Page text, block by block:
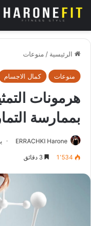
الرئيسية / منوعات
منوعات كمال الاجسام
هرمونات
بممارسة
ERRACHKI Harone
1٬534